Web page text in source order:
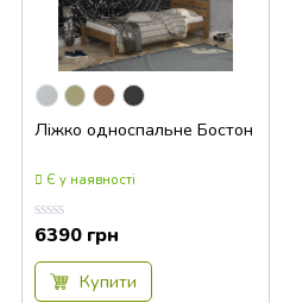
Ліжко односпальне Бостон
Є у наявності
Оцінка
0.00
з
6390 грн
Купити